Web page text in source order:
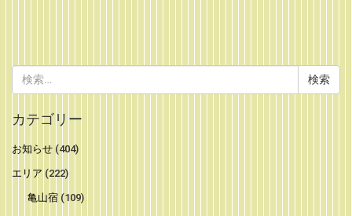
索:
カテゴリー
お知らせ (404)
エリア (222)
亀山宿(109)